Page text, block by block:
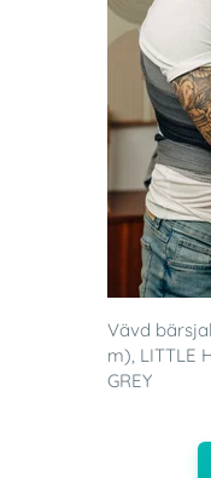
Vävd
m), LITTLE
GREY